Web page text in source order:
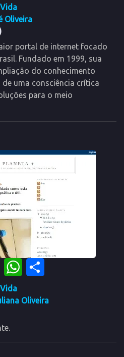
Oliveira
portal de internet focado
Fundado em 1999, sua
do conhecimento
uma consciência crítica
para o meio
MessengerWhatsApp
Oliveira